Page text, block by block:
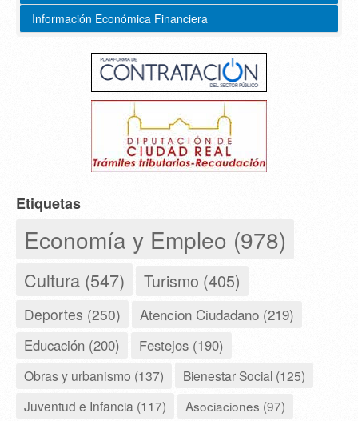
Información Económica Financiera
Etiquetas
Economía y Empleo (978)
Cultura (547) Turismo (405)
Deportes (250) Atencion Ciudadano (219)
Educación (200) Festejos (190)
Obras y urbanismo (137)
Bienestar Social (125)
Juventud e Infancia (117)
Asociaciones (97)